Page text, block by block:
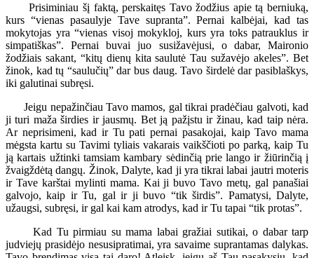
Prisiminiau šį faktą, perskaitęs Tavo žodžius apie tą berniuką,
kurs “vienas pasaulyje Tave supranta”. Pernai kalbėjai, kad tas
mokytojas yra “vienas visoj mokykloj, kurs yra toks patrauklus ir
simpatiškas”. Pernai buvai juo susižavėjusi, o dabar, Maironio
žodžiais sakant, “kitų dienų kita saulutė Tau sužavėjo akeles”. Bet
žinok, kad tų “saulučių” dar bus daug. Tavo širdelė dar pasiblaškys,
iki galutinai subręsi.
Jeigu nepažinčiau Tavo mamos, gal tikrai pradėčiau galvoti, kad
ji turi maža širdies ir jausmų. Bet ją pažįstu ir žinau, kad taip nėra.
Ar neprisimeni, kad ir Tu pati pernai pasakojai, kaip Tavo mama
mėgsta kartu su Tavimi tyliais vakarais vaikščioti po parką, kaip Tu
ją kartais užtinki tamsiam kambary sėdinčią prie lango ir žiūrinčią į
žvaigždėtą dangų. Žinok, Dalyte, kad ji yra tikrai labai jautri moteris
ir Tave karštai mylinti mama. Kai ji buvo Tavo metų, gal panašiai
galvojo, kaip ir Tu, gal ir ji buvo “tik širdis”. Pamatysi, Dalyte,
užaugsi, subręsi, ir gal kai kam atrodys, kad ir Tu tapai “tik protas”.
Kad Tu pirmiau su mama labai gražiai sutikai, o dabar tarp
judviejų prasidėjo nesusipratimai, yra savaime suprantamas dalykas.